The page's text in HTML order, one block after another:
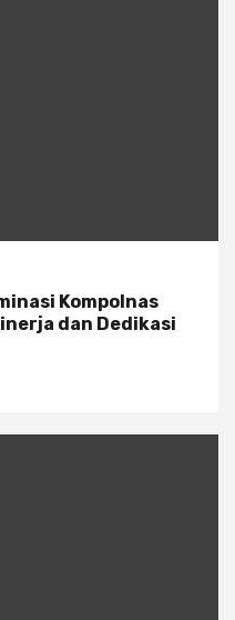
Kompolnas
dan Dedikasi